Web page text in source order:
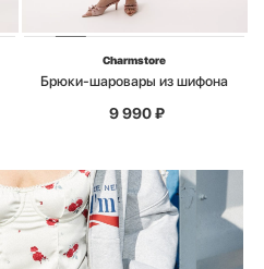
Charmstore
Брюки-шаровары из шифона
9 990₽